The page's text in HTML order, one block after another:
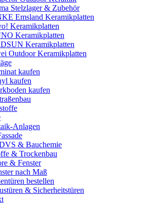
Stelzlager & Zubehör
Emsland Keramikplatten
Keramikplatten
Keramikplatten
Keramikplatten
Outdoor Keramikplatten
kaufen
kaufen
kaufen
Anlagen
& Bauchemie
& Trockenbau
& Fenster
nach Maß
bestellen
& Sicherheitstüren